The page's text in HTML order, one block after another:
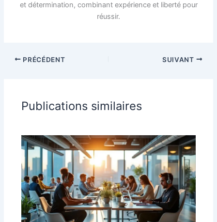
et détermination, combinant expérience et liberté pour
réussir.
PRÉCÉDENT SUIVANT
Publications similaires